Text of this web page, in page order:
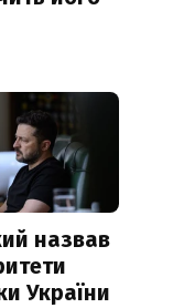
назвав
України